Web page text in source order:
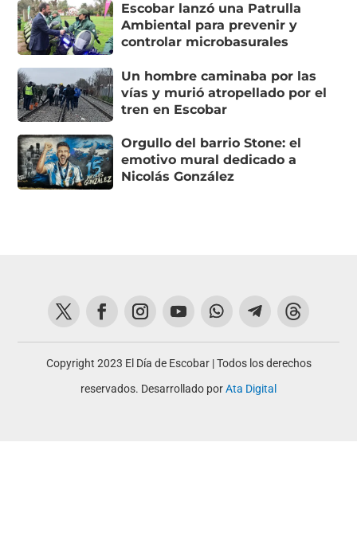
Escobar lanzó una Patrulla
Ambiental para prevenir y
controlar microbasurales
Un hombre caminaba por las
vías y murió atropellado por el
tren en Escobar
Orgullo del barrio Stone: el
emotivo mural dedicado a
Nicolás González
Copyright 2023 El Día de Escobar | Todos los derechos
reservados. Desarrollado porAta Digital